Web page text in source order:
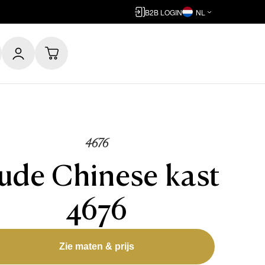
B2B LOGIN NL
4676
Chinese kast
4676
Zie maten & prijs